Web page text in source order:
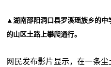
▲湖南邵阳洞口县罗溪瑶族乡的中
的山区土路上攀爬通行。
网民发布影片显示，在一条